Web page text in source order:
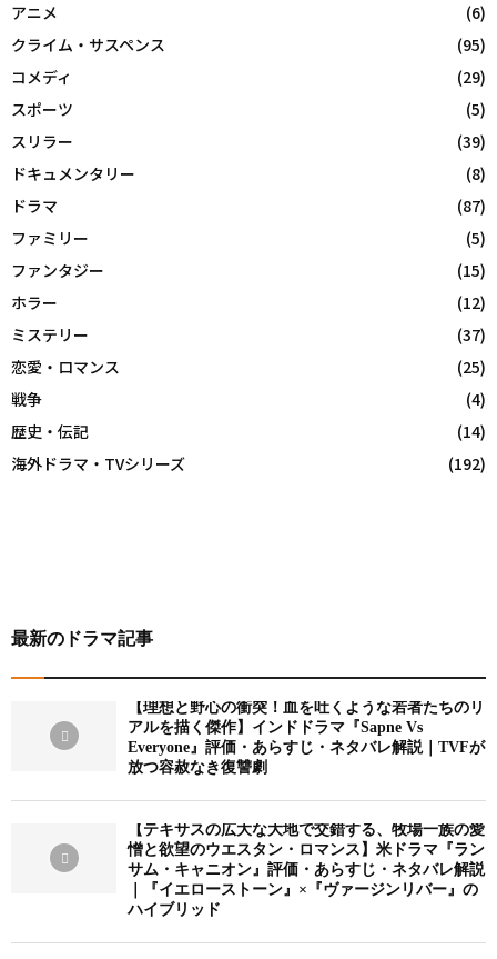
アニメ
(6)
クライム・サスペンス
(95)
コメディ
(29)
スポーツ
(5)
スリラー
(39)
ドキュメンタリー
(8)
ドラマ
(87)
ファミリー
(5)
ファンタジー
(15)
ホラー
(12)
ミステリー
(37)
恋愛・ロマンス
(25)
戦争
(4)
歴史・伝記
(14)
海外ドラマ・TVシリーズ
(192)
最新のドラマ記事
【理想と野心の衝突！血を吐くような若者たちのリ
アルを描く傑作】インドドラマ『Sapne Vs
Everyone』評価・あらすじ・ネタバレ解説｜TVFが
放つ容赦なき復讐劇
【テキサスの広大な大地で交錯する、牧場一族の愛
憎と欲望のウエスタン・ロマンス】米ドラマ『ラン
サム・キャニオン』評価・あらすじ・ネタバレ解説
｜『イエローストーン』×『ヴァージンリバー』の
ハイブリッド